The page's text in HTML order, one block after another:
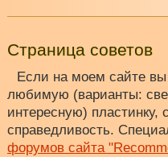
Страница советов
Если на моем сайте
любимую (варианты:
интересную) пластинку,
справедливость.
форумов сайта